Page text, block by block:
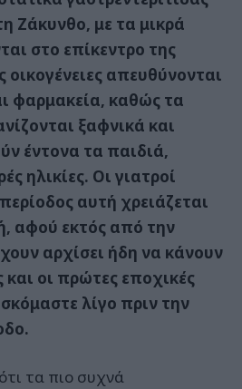
Ζάκυνθο, με τα μικρά
στο επίκεντρο της
απευθύνονται
φαρμακεία, καθώς τα
ξαφνικά και
έντονα τα παιδιά,
ηλικίες. Οι γιατροί
αυτή χρειάζεται
αφού εκτός από την
αρχίσει ήδη να κάνουν
οι πρώτες εποχικές
λίγο πριν την
τα πιο συχνά